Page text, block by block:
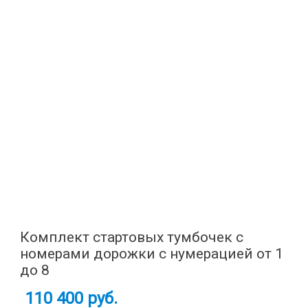
Комплект стартовых тумбочек с
номерами дорожки с нумерацией от 1
до 8
110 400 руб.